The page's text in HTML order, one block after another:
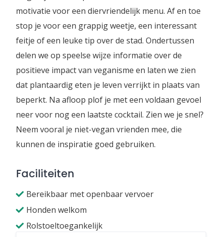
motivatie voor een diervriendelijk menu. Af en toe
stop je voor een grappig weetje, een interessant
feitje of een leuke tip over de stad. Ondertussen
delen we op speelse wijze informatie over de
positieve impact van veganisme en laten we zien
dat plantaardig eten je leven verrijkt in plaats van
beperkt. Na afloop plof je met een voldaan gevoel
neer voor nog een laatste cocktail. Zien we je snel?
Neem vooral je niet-vegan vrienden mee, die
kunnen de inspiratie goed gebruiken.
Faciliteiten
Bereikbaar met openbaar vervoer
Honden welkom
Rolstoeltoegankelijk